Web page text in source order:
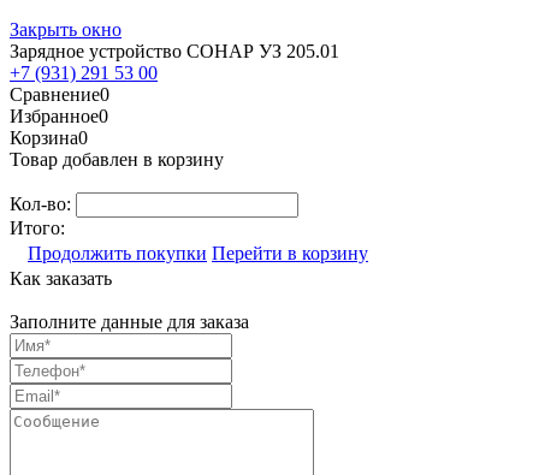
Закрыть окно
Зарядное устройство СОНАР УЗ 205.01
+7 (931) 291 53 00
Сравнение0
Избранное0
Корзина0
Товар добавлен в корзину
Кол-во:
Итого:
Продолжить покупки Перейти в корзину
Как заказать
Заполните данные для заказа